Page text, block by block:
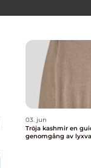
03. jun
Tröja kashmir en guidande
genomgång av